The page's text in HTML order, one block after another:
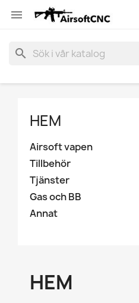

search
HEM
Airsoft vapen
Tillbehör
Tjänster
Gas och BB
Annat
HEM